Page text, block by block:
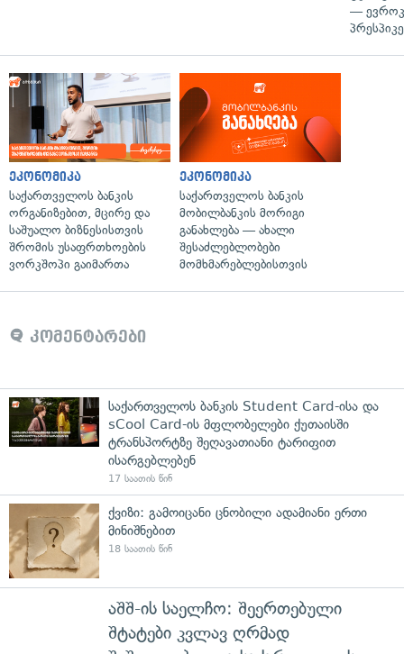
—
ეკონომიკა
საქართველოს ბანკის
ორგანიზებით, მცირე და
საშუალო ბიზნესისთვის
შრომის უსაფრთხოების
ვორკშოპი გაიმართა
ეკონომიკა
საქართველოს ბანკის
მობილბანკის მორიგი
განახლება — ახალი
შესაძლებლობები
მომხმარებლებისთვის
კომენტარები
საქართველოს ბანკის Student Card-ისა და
sCool Card-ის მფლობელები ქუთაისში
ტრანსპორტზე შეღავათიანი ტარიფით
ისარგებლებენ
17 საათის წინ
ქვიზი: გამოიცანი ცნობილი ადამიანი ერთი
მინიშნებით
18 საათის წინ
აშშ-ის საელჩო: შეერთებული
შტატები კვლავ ღრმად